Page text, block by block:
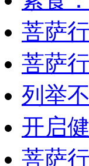
菩萨
菩萨
列举
开启
菩萨